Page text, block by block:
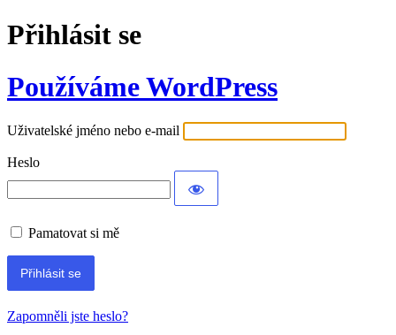
Přihlásit se
Používáme WordPress
Uživatelské jméno nebo e-mail
Heslo
Pamatovat si mě
Alternative:
Zapomněli jste heslo?